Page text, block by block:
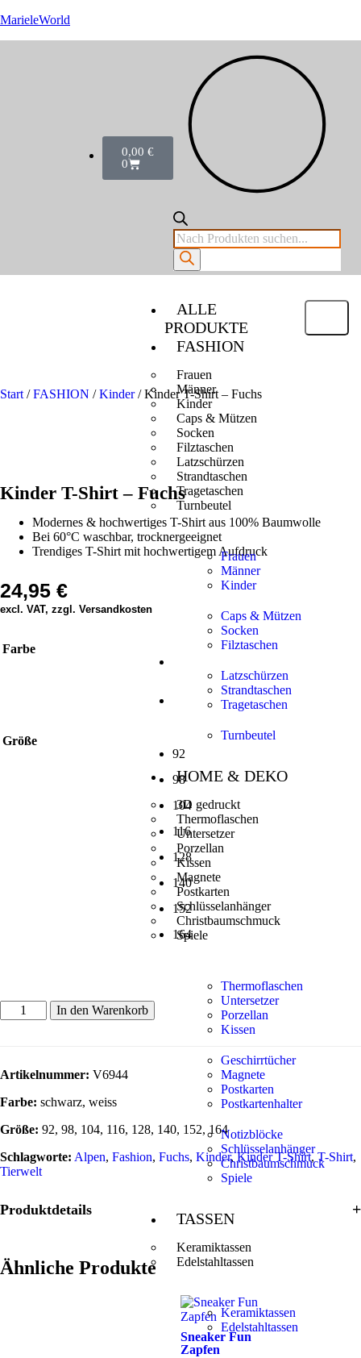
MarieleWorld
0,00 €
0
ALLE
PRODUKTE
FASHION
Frauen
Männer
Kinder
Caps & Mützen
Socken
Filztaschen
Latzschürzen
Strandtaschen
Tragetaschen
Turnbeutel
Frauen
Männer
Kinder
Caps & Mützen
Socken
Filztaschen
Latzschürzen
Strandtaschen
Tragetaschen
Turnbeutel
HOME & DEKO
3D gedruckt
Thermoflaschen
Untersetzer
Porzellan
Kissen
Magnete
Postkarten
Schlüsselanhänger
Christbaumschmuck
Spiele
Thermoflaschen
Untersetzer
Porzellan
Kissen
Geschirrtücher
Magnete
Postkarten
Postkartenhalter
Notizblöcke
Schlüsselanhänger
Christbaumschmuck
Spiele
TASSEN
Keramiktassen
Edelstahltassen
Keramiktassen
Edelstahltassen
Start /FASHION /Kinder/ Kinder T-Shirt – Fuchs
Kinder T-Shirt – Fuchs
Modernes & hochwertiges T-Shirt aus 100% Baumwolle
Bei 60°C waschbar, trocknergeeignet
Trendiges T-Shirt mit hochwertigem Aufdruck
24,95 €
excl. VAT, zzgl. Versandkosten
Farbe
Größe
92
98
104
116
128
140
152
164
In den Warenkorb
Artikelnummer: V6944
Farbe: schwarz, weiss
Größe: 92, 98, 104, 116, 128, 140, 152, 164
Schlagworte: Alpen, Fashion, Fuchs, Kinder,Kinder T-Shirt, T-Shirt,
Tierwelt
Produktdetails
Ähnliche Produkte
Sneaker Fun
Zapfen